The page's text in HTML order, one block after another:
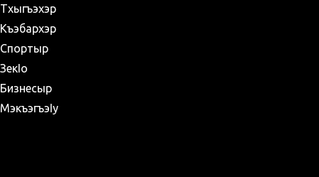
Тхыгъэхэр
Къэбархэр
Спортыр
ЗекIо
Бизнесыр
МэкъэгъэIу